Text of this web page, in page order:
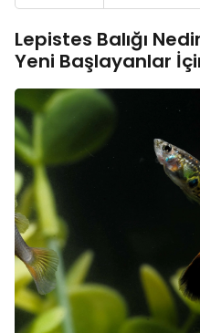
Lepistes Balığı
Yeni Başlayanlar